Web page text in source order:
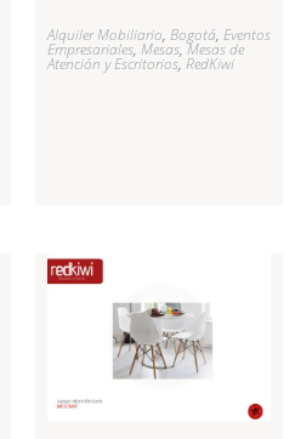
Alquiler Mobiliario, Bogotá, Eventos
Empresariales, Mesas,Mesas de
Atención y Escritorios, RedKiwi